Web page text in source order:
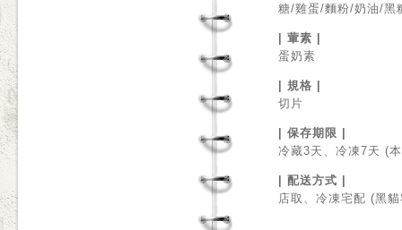
糖/雞蛋/麵粉/奶油/黑
| 葷素 |
蛋奶素
| 規格 |
切片
| 保存期限 |
冷藏3天、冷凍7天 (
| 配送方式 |
店取、冷凍宅配 (黑